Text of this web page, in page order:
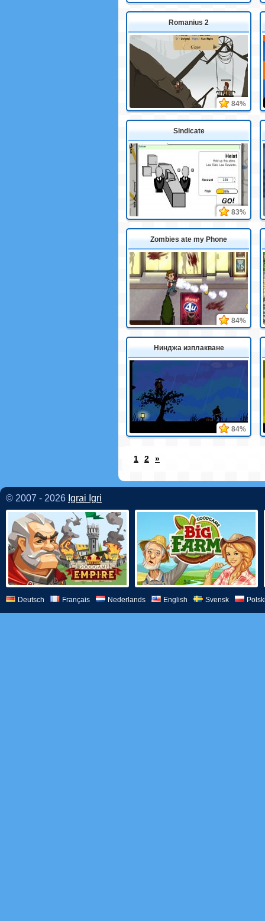
Romanius 2
84%
Sindicate
83%
Zombies ate my Phone
84%
Нинджа изплакване
84%
1 2 »
© 2007 - 2026 Igrai Igri
Deutsch Français Nederlands English Svensk